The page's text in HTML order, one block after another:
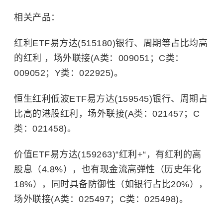
相关产品：
红利ETF易方达(515180)银行、周期等占比均高
的红利 ，场外联接(A类：009051；C类：
009052；Y类：022925)。
恒生红利低波ETF易方达(159545)银行、周期占
比高的港股红利，场外联接(A类：021457；C
类：021458)。
价值ETF易方达(159263)“红利+“，有红利的高
股息（4.8%），也有现金流高弹性（历史年化
18%），同时具备防御性（如银行占比20%），
场外联接(A类：025497；C类：025498)。